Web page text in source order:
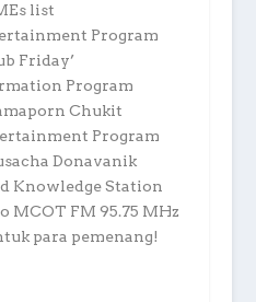
list
Program
Friday’
Program
Chukit
Program
Donavanik
Knowledge Station
MCOT FM 95.75 MHz
para pemenang!